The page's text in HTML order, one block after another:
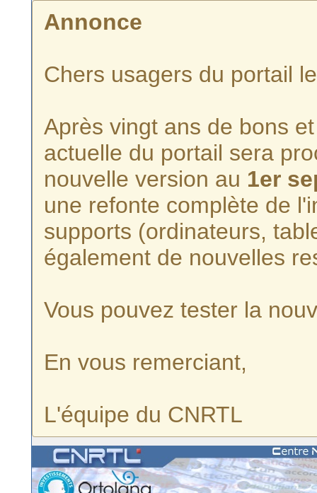
Annonce
Chers usagers du portail
Après vingt ans de bons
actuelle du portail sera
nouvelle version au 1er
une refonte complète de
supports (ordinateurs,
également de nouvelles
Vous pouvez tester la
En vous remerciant,
L'équipe du CNRTL